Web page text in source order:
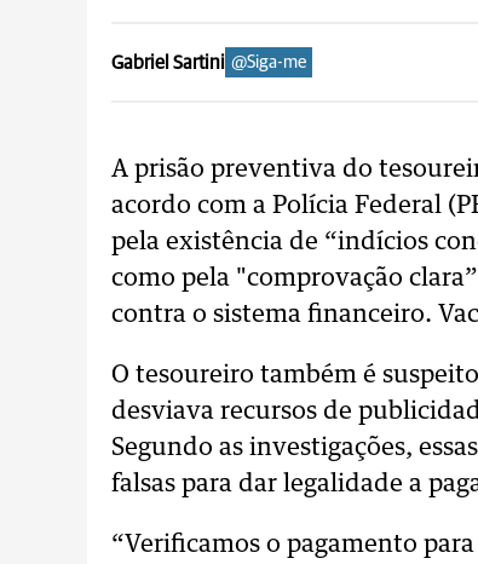
Gabriel Sartini @Siga-me
A prisão preventiva do
acordo com a Polícia Federal
pela existência de “indícios
como pela "comprovação
contra o sistema financeiro.
O tesoureiro também é
desviava recursos de
Segundo as investigações,
falsas para dar legalidade a
“Verificamos o pagamento